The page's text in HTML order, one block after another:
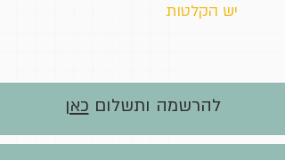
יש הקלטות
להרשמה ותשלום כאן